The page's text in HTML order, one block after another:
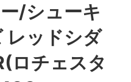
/シューキ
レッドシダ
ロチェスタ